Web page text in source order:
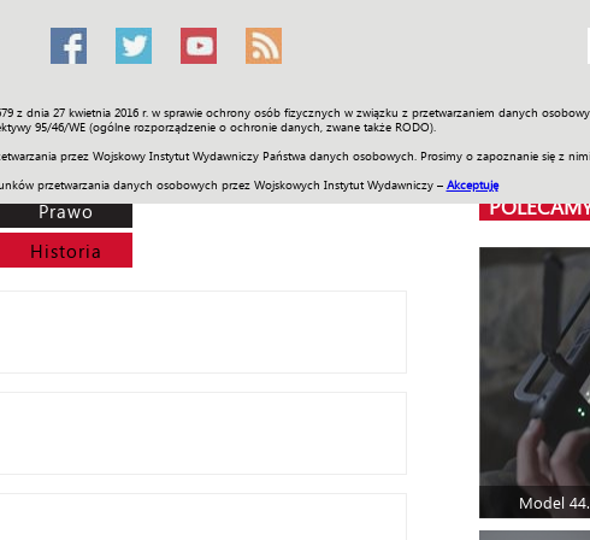
z dnia 27 kwietnia 2016 r. w sprawie ochrony osób fizycznych w związku z przetwarzaniem danych
95/46/WE (ogólne rozporządzenie o ochronie danych, zwane także RODO).
przez Wojskowy Instytut Wydawniczy Państwa danych osobowych. Prosimy o zapoznanie się z
przetwarzania danych osobowych przez Wojskowych Instytut Wydawniczy – Akceptuję
Sport Historia Galerie Wideo ENGLISH SKLEP
Prawo
Historia
Model